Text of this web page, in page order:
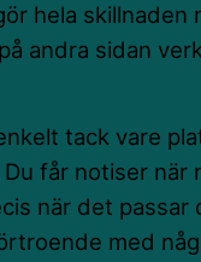
hela
andra sidan
tack vare
får notiser när
när det
med